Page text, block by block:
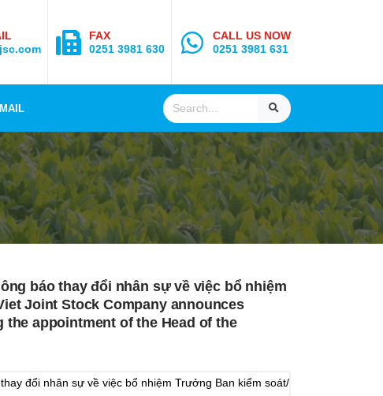
FAX
0251 3981 630
CALL US NOW
0251 3981 631
báo thay đổi nhân sự về việc bổ nhiệm
Joint Stock Company announces
the appointment of the Head of the
đổi nhân sự về việc bổ nhiệm Trưởng Ban kiểm soát/